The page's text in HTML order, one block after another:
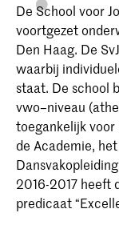
De School voor
voortgezet
Den Haag. De
waarbij
staat. De school
vwo–niveau
toegankelijk
de Academie,
2016-2017 heeft
predicaat